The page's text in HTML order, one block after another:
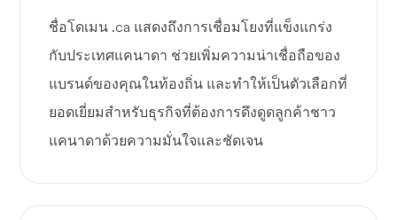
ชื่อโดเมน .ca แสดงถึงการเชื่อมโยงที่แข็งแกร่ง
กับประเทศแคนาดา ช่วยเพิ่มความน่าเชื่อถือของ
แบรนด์ของคุณในท้องถิ่น และทำให้เป็นตัวเลือกที่
ยอดเยี่ยมสำหรับธุรกิจที่ต้องการดึงดูดลูกค้าชาว
แคนาดาด้วยความมั่นใจและชัดเจน